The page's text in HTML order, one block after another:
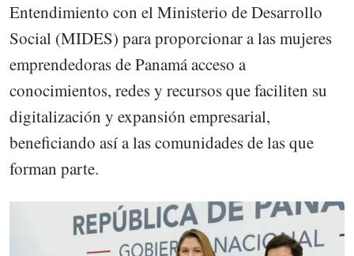
Entendimiento con el Ministerio de Desarrollo
Social (MIDES) para proporcionar a las mujeres
emprendedoras de Panamá acceso a
conocimientos, redes y recursos que faciliten su
digitalización y expansión empresarial,
beneficiando así a las comunidades de las que
forman parte.